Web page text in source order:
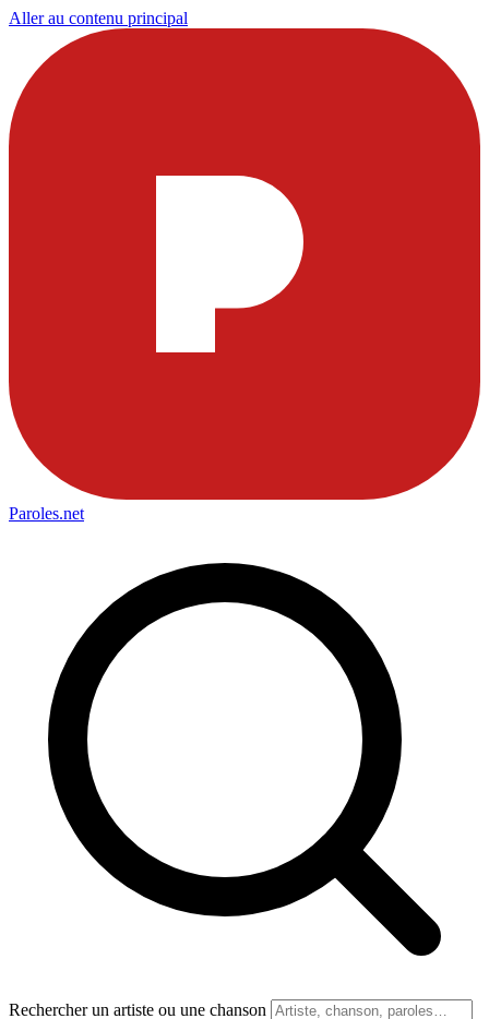
Aller au contenu principal
Paroles.net
Rechercher un artiste ou une chanson